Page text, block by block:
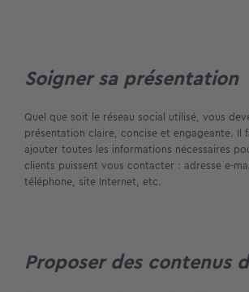
Soigner sa présentation
Quel que soit le réseau social utilisé, vous
présentation claire, concise et engageante. Il
ajouter toutes les informations nécessaires
clients puissent vous contacter : adresse e-
téléphone, site Internet, etc.
Proposer des contenus